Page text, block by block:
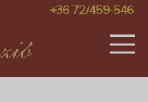
+36 72/459-546